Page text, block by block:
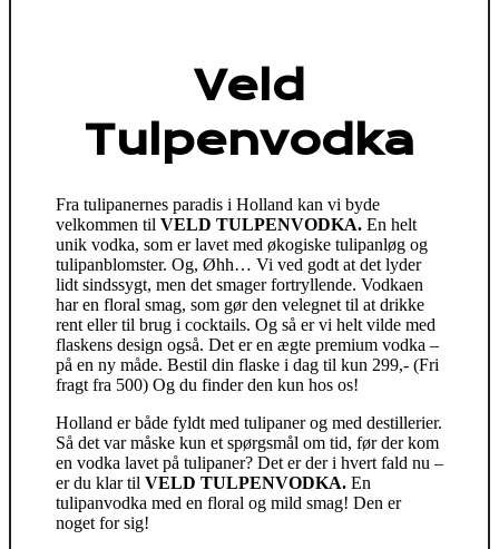
Veld
Tulpenvodka
Fra tulipanernes paradis i Holland kan vi byde
velkommen til VELD TULPENVODKA. En helt
unik vodka, som er lavet med økogiske tulipanløg og
tulipanblomster. Og, Øhh… Vi ved godt at det lyder
lidt sindssygt, men det smager fortryllende. Vodkaen
har en floral smag, som gør den velegnet til at drikke
rent eller til brug i cocktails. Og så er vi helt vilde med
flaskens design også. Det er en ægte premium vodka –
på en ny måde. Bestil din flaske i dag til kun 299,- (Fri
fragt fra 500) Og du finder den kun hos os!
Holland er både fyldt med tulipaner og med destillerier.
Så det var måske kun et spørgsmål om tid, før der kom
en vodka lavet på tulipaner? Det er der i hvert fald nu –
er du klar til VELD TULPENVODKA. En
tulipanvodka med en floral og mild smag! Den er
noget for sig!